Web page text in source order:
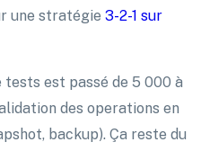
une stratégie 3-2-1 sur
est passé de 5 000 à
des operations en
backup). Ça reste du